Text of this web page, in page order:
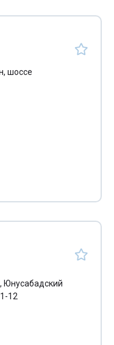
шоссе
Юнусабадский
12